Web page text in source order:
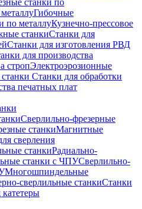
Гибочные
по металлуКузнечно-прессовое
станкиСтанки для
Станки для изготовления РВД
для производства
стропЭлектроэрозионные
Станки для обработки
печатных плат
Сверлильно-фрезерные
станкиМагнитные
сверления
станкиРадиально-
станки с ЧПУСверлильно-
Многошпиндельные
сверлильные станкиСтанки
катетеры